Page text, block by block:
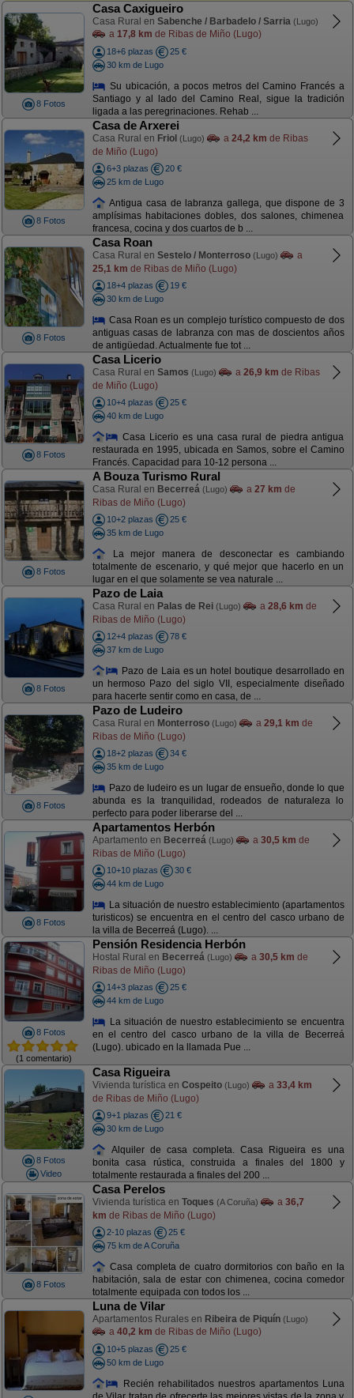
8 Fotos
Casa Caxigueiro
Casa Rural en Sabenche / Barbadelo / Sarria (Lugo)
a 17,8 km de Ribas de Miño (Lugo)
18+6 plazas
25 €
30 km de Lugo
Su ubicación, a pocos metros del Camino Francés a
Santiago y al lado del Camino Real, sigue la tradición
ligada a las peregrinaciones. Rehab ...
8 Fotos
Casa de Arxerei
Casa Rural en Friol (Lugo) a 24,2 km de Ribas
de Miño (Lugo)
6+3 plazas
20 €
25 km de Lugo
Antigua casa de labranza gallega, que dispone de 3
amplísimas habitaciones dobles, dos salones, chimenea
francesa, cocina y dos cuartos de b ...
8 Fotos
Casa Roan
Casa Rural en Sestelo / Monterroso (Lugo)
a
25,1 km de Ribas de Miño (Lugo)
18+4 plazas
19 €
30 km de Lugo
Casa Roan es un complejo turístico compuesto de dos
antiguas casas de labranza con mas de doscientos años
de antigüedad. Actualmente fue tot ...
8 Fotos
Casa Licerio
Casa Rural en Samos (Lugo) a 26,9 km de Ribas
de Miño (Lugo)
10+4 plazas
25 €
40 km de Lugo
Casa Licerio es una casa rural de piedra antigua
restaurada en 1995, ubicada en Samos, sobre el Camino
Francés. Capacidad para 10-12 persona ...
8 Fotos
A Bouza Turismo Rural
Casa Rural en Becerreá (Lugo) a 27 km de
Ribas de Miño (Lugo)
10+2 plazas
25 €
35 km de Lugo
La mejor manera de desconectar es cambiando
totalmente de escenario, y qué mejor que hacerlo en un
lugar en el que solamente se vea naturale ...
8 Fotos
Pazo de Laia
Casa Rural en Palas de Rei (Lugo) a 28,6 km de
Ribas de Miño (Lugo)
12+4 plazas
78 €
37 km de Lugo
Pazo de Laia es un hotel boutique desarrollado en
un hermoso Pazo del siglo VII, especialmente diseñado
para hacerte sentir como en casa, de ...
8 Fotos
Pazo de Ludeiro
Casa Rural en Monterroso (Lugo) a 29,1 km de
Ribas de Miño (Lugo)
18+2 plazas
34 €
35 km de Lugo
Pazo de ludeiro es un lugar de ensueño, donde lo que
abunda es la tranquilidad, rodeados de naturaleza lo
perfecto para poder liberarse del ...
8 Fotos
Apartamentos Herbón
Apartamento en Becerreá (Lugo) a 30,5 km de
Ribas de Miño (Lugo)
10+10 plazas
30 €
44 km de Lugo
La situación de nuestro establecimiento (apartamentos
turisticos) se encuentra en el centro del casco urbano de
la villa de Becerreá (Lugo). ...
8 Fotos
(1 comentario)
Pensión Residencia Herbón
Hostal Rural en Becerreá (Lugo) a 30,5 km de
Ribas de Miño (Lugo)
14+3 plazas
25 €
44 km de Lugo
La situación de nuestro establecimiento se encuentra
en el centro del casco urbano de la villa de Becerreá
(Lugo). ubicado en la llamada Pue ...
8 Fotos
Video
Casa Rigueira
Vivienda turística en Cospeito (Lugo) a 33,4 km
de Ribas de Miño (Lugo)
9+1 plazas
21 €
30 km de Lugo
Alquiler de casa completa. Casa Rigueira es una
bonita casa rústica, construida a finales del 1800 y
totalmente restaurada a finales del 200 ...
8 Fotos
Casa Perelos
Vivienda turística en Toques (A Coruña) a 36,7
km de Ribas de Miño (Lugo)
2-10 plazas
25 €
75 km de A Coruña
Casa completa de cuatro dormitorios con baño en la
habitación, sala de estar con chimenea, cocina comedor
totalmente equipada con todos los ...
Luna de Vilar
Apartamentos Rurales en Ribeira de Piquín (Lugo)
a 40,2 km de Ribas de Miño (Lugo)
10+5 plazas
25 €
50 km de Lugo
Recién rehabilitados nuestros apartamentos Luna